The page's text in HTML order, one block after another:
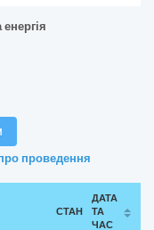
проведення
СТАН
ДАТА
ТА
ЧАС